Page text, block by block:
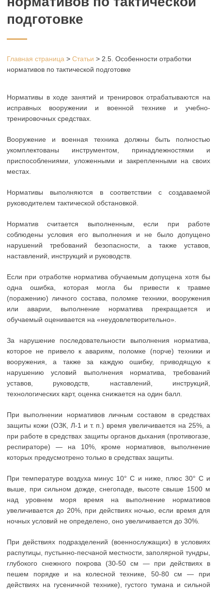
подготовке
Главная страница > Статьи > 2.5. Особенности отработки
нормативов по тактической подготовке
Нормативы в ходе занятий и тренировок отрабатываются на
исправных вооружении и военной технике и учебно-
тренировочных средствах.
Вооружение и военная техника должны быть полностью
укомплектованы инструментом, принадлежностями и
приспособлениями, уложенными и закрепленными на своих
местах.
Нормативы выполняются в соответствии с создаваемой
руководителем тактической обстановкой.
Норматив считается выполненным, если при работе
соблюдены условия его выполнения и не было допущено
нарушений требований безопасности, а также уставов,
наставлений, инструкций и руководств.
Если при отработке норматива обучаемым допущена хотя бы
одна ошибка, которая могла бы привести к травме
(поражению) личного состава, поломке техники, вооружения
или аварии, выполнение норматива прекращается и
обучаемый оценивается на «неудовлетворительно».
За нарушение последовательности выполнения норматива,
которое не привело к авариям, поломке (порче) техники и
вооружения, а также за каждую ошибку, приводящую к
нарушению условий выполнения норматива, требований
уставов, руководств, наставлений, инструкций,
технологических карт, оценка снижается на один балл.
При выполнении нормативов личным составом в средствах
защиты кожи (ОЗК, Л-1 и т. п.) время увеличивается на 25%, а
при работе в средствах защиты органов дыхания (противогазе,
респираторе) — на 10%, кроме нормативов, выполнение
которых предусмотрено только в средствах защиты.
При температуре воздуха минус 10° С и ниже, плюс 30° С и
выше, при сильном дожде, снегопаде, высоте свыше 1500 м
над уровнем моря время на выполнение нормативов
увеличивается до 20%, при действиях ночью, если время для
ночных условий не определено, оно увеличивается до 30%.
При действиях подразделений (военнослужащих) в условиях
распутицы, пустынно-песчаной местности, заполярной тундры,
глубокого снежного покрова (30-50 см — при действиях в
пешем порядке и на колесной технике, 50-80 см — при
действиях на гусеничной технике), густого тумана и сильной